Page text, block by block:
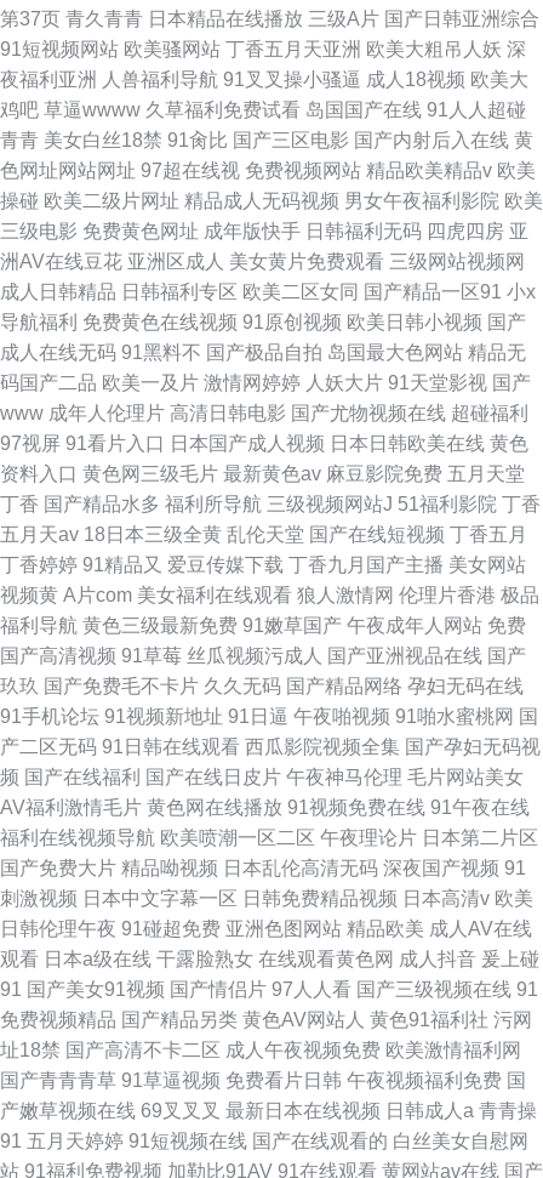
第37页 青久青青 日本精品在线播放 三级A片 国产日韩亚洲综合
91短视频网站 欧美骚网站 丁香五月天亚洲 欧美大粗吊人妖 深
夜福利亚洲
人兽福利导航 91叉叉操小骚逼 成人18视频 欧美大
鸡吧 草逼wwww 久草福利免费试看 岛国国产在线 91人人超碰
青青 美女白丝18禁 91肏比 国产三区电影 国产内射后入在线 黄
色网址网站网址 97超在线视 免费视频网站 精品欧美精品v 欧美
操碰 欧美二级片网址 精品成人无码视频 男女午夜福利影院 欧美
三级电影 免费黄色网址 成年版快手 日韩福利无码 四虎四房 亚
洲AV在线豆花 亚洲区成人 美女黄片免费观看 三级网站视频网
成人日韩精品 日韩福利专区 欧美二区女同 国产精品一区91 小x
导航福利 免费黄色在线视频 91原创视频 欧美日韩小视频 国产
成人在线无码 91黑料不 国产极品自拍 岛国最大色网站 精品无
码国产二品 欧美一及片 激情网婷婷 人妖大片 91天堂影视 国产
www 成年人伦理片 高清日韩电影 国产尤物视频在线 超碰福利
97视屏 91看片入口 日本国产成人视频 日本日韩欧美在线 黄色
资料入口 黄色网三级毛片 最新黄色av 麻豆影院免费 五月天堂
丁香 国产精品水多 福利所导航 三级视频网站J 51福利影院 丁香
五月天av 18日本三级全黄 乱伦天堂 国产在线短视频 丁香五月
丁香婷婷 91精品又 爱豆传媒下载 丁香九月国产主播 美女网站
视频黄 A片com 美女福利在线观看 狼人激情网 伦理片香港 极品
福利导航 黄色三级最新免费 91嫩草国产 午夜成年人网站 免费
国产高清视频 91草莓 丝瓜视频污成人 国产亚洲视品在线 国产
玖玖 国产免费毛不卡片 久久无码 国产精品网络 孕妇无码在线
91手机论坛 91视频新地址 91日逼 午夜啪视频 91啪水蜜桃网 国
产二区无码 91日韩在线观看 西瓜影院视频全集 国产孕妇无码视
频 国产在线福利 国产在线日皮片 午夜神马伦理 毛片网站美女
AV福利激情毛片 黄色网在线播放 91视频免费在线 91午夜在线
福利在线视频导航 欧美喷潮一区二区 午夜理论片 日本第二片区
国产免费大片 精品呦视频 日本乱伦高清无码 深夜国产视频 91
刺激视频 日本中文字幕一区 日韩免费精品视频 日本高清v 欧美
日韩伦理午夜 91碰超免费 亚洲色图网站 精品欧美 成人AV在线
观看 日本a级在线 干露脸熟女 在线观看黄色网 成人抖音 爰上碰
91 国产美女91视频 国产情侣片 97人人看 国产三级视频在线 91
免费视频精品 国产精品另类 黄色AV网站人 黄色91福利社 污网
址18禁 国产高清不卡二区 成人午夜视频免费 欧美激情福利网
国产青青青草 91草逼视频 免费看片日韩 午夜视频福利免费 国
产嫩草视频在线 69叉叉叉 最新日本在线视频 日韩成人a 青青操
91 五月天婷婷 91短视频在线 国产在线观看的 白丝美女自慰网
站 91福利免费视频 加勒比91AV 91在线观看 黄网站av在线 国产